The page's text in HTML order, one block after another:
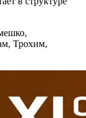
Трохим,